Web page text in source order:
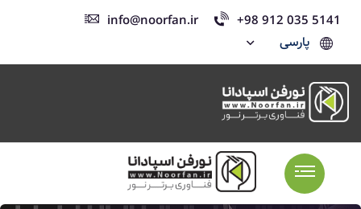
+98 912 035 5141
info@noorfan.ir
پارسی